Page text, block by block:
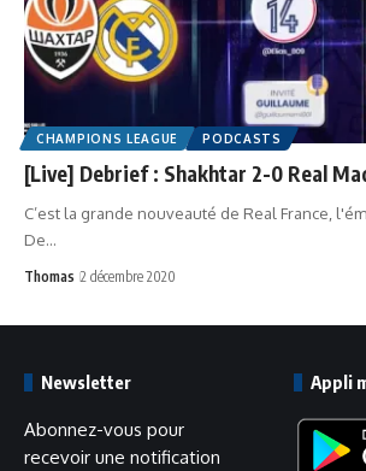
CHAMPIONS LEAGUE PODCASTS
[Live] Debrief : Shakhtar 2-0 Real
C’est la grande nouveauté de Real France,
De…
Thomas 2 décembre 2020
Newsletter
Abonnez-vous pour
recevoir une notification
Appli